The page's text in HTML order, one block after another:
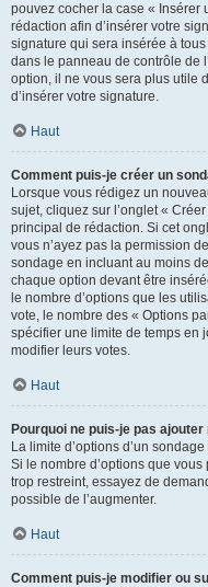
pouvez cocher la case « Insérer
rédaction afin d’insérer votre
signature qui sera insérée à
dans le panneau de contrôle de
option, il ne vous sera plus utile
d’insérer votre signature.
Haut
Comment puis-je créer un
Lorsque vous rédigez un
sujet, cliquez sur l’onglet «
principal de rédaction. Si cet
vous n’ayez pas la permission
sondage en incluant au moins
chaque option devant être
le nombre d’options que les
vote, le nombre des « Options
spécifier une limite de temps en
modifier leurs votes.
Haut
Pourquoi ne puis-je pas
La limite d’options d’un
Si le nombre d’options que
trop restreint, essayez de
possible de l’augmenter.
Haut
Comment puis-je modifier ou